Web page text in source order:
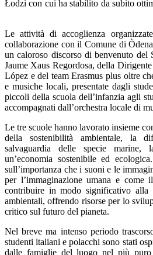
Łodzi con cui ha stabilito da subito
Le attività di accoglienza
collaborazione con il Comune di
un caloroso discorso di benvenuto del
Jaume Xaus Regordosa, della
López e del team Erasmus plus oltre
e musiche locali, presentate dagli
piccoli della scuola dell’infanzia agli
accompagnati dall’orchestra locale di
Le tre scuole hanno lavorato insieme
della sostenibilità ambientale, la
salvaguardia delle specie marine,
un’economia sostenibile ed
sull’importanza che i suoni e le
per l’immaginazione umana e come
contribuire in modo significativo alla
ambientali, offrendo risorse per lo
critico sul futuro del pianeta.
Nel breve ma intenso periodo
studenti italiani e polacchi sono stati
dalle famiglie del luogo nel più